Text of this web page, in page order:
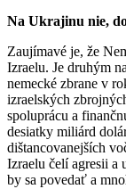
Na Ukrajinu nie,
Zaujímavé je, že
Izraelu. Je druhým
nemecké zbrane v
izraelských
spoluprácu a
desiatky miliárd
dištancovanejších
Izraelu čelí agresii a
by sa povedať a